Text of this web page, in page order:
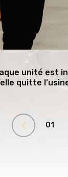
unité est
quitte
01